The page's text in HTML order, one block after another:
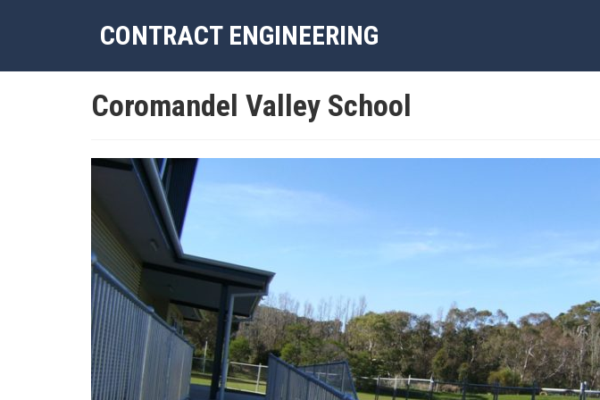
CONTRACT ENGINEERING
Coromandel Valley School